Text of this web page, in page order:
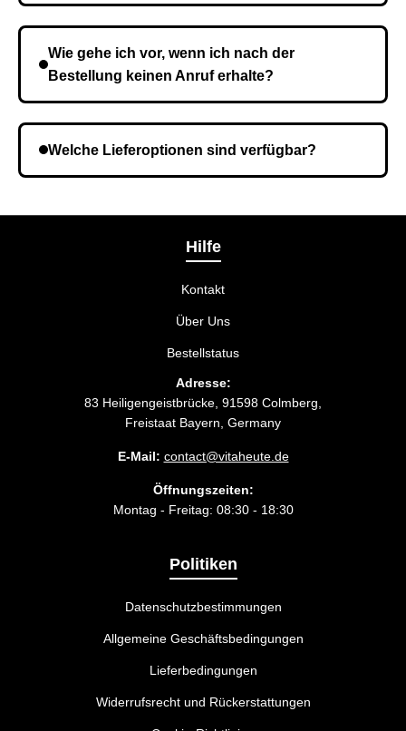
Wie gehe ich vor, wenn ich nach der
Bestellung keinen Anruf erhalte?
und wiederholen Sie gegebenenfalls die Bestellung.
Welche Lieferoptionen sind verfügbar?
Liefermethode wählen, die am besten zu Ihnen
Hilfe
Kontakt
Über Uns
Bestellstatus
Adresse:
83 Heiligengeistbrücke, 91598 Colmberg,
Freistaat Bayern, Germany
E-Mail: contact@vitaheute.de
Öffnungszeiten:
Montag - Freitag: 08:30 - 18:30
Politiken
Datenschutzbestimmungen
Allgemeine Geschäftsbedingungen
Lieferbedingungen
Widerrufsrecht und Rückerstattungen